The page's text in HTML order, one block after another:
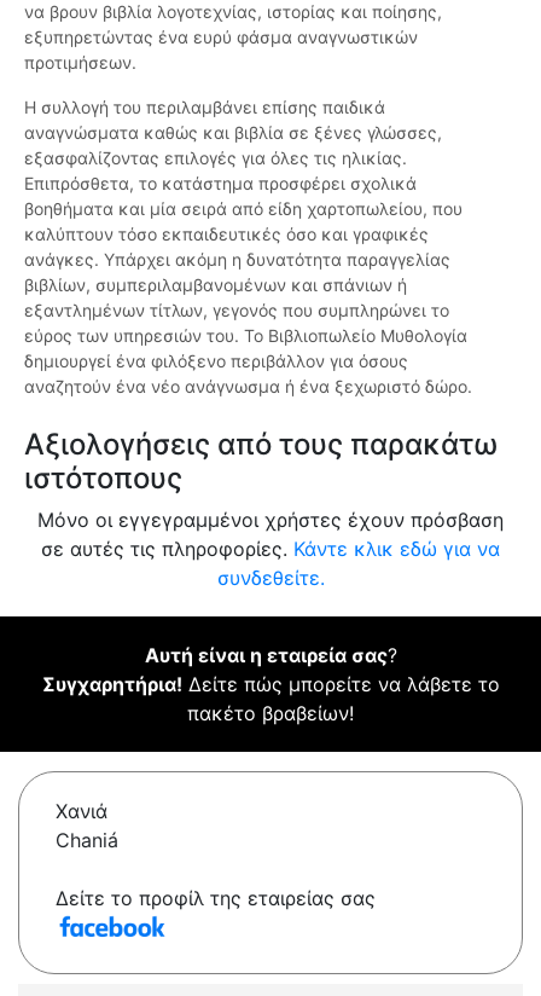
να βρουν βιβλία λογοτεχνίας, ιστορίας και ποίησης,
εξυπηρετώντας ένα ευρύ φάσμα αναγνωστικών
προτιμήσεων.
Η συλλογή του περιλαμβάνει επίσης παιδικά
αναγνώσματα καθώς και βιβλία σε ξένες γλώσσες,
εξασφαλίζοντας επιλογές για όλες τις ηλικίας.
Επιπρόσθετα, το κατάστημα προσφέρει σχολικά
βοηθήματα και μία σειρά από είδη χαρτοπωλείου, που
καλύπτουν τόσο εκπαιδευτικές όσο και γραφικές
ανάγκες. Υπάρχει ακόμη η δυνατότητα παραγγελίας
βιβλίων, συμπεριλαμβανομένων και σπάνιων ή
εξαντλημένων τίτλων, γεγονός που συμπληρώνει το
εύρος των υπηρεσιών του. Το Βιβλιοπωλείο Μυθολογία
δημιουργεί ένα φιλόξενο περιβάλλον για όσους
αναζητούν ένα νέο ανάγνωσμα ή ένα ξεχωριστό δώρο.
Αξιολογήσεις από τους παρακάτω
ιστότοπους
Μόνο οι εγγεγραμμένοι χρήστες έχουν πρόσβαση
σε αυτές τις πληροφορίες. Κάντε κλικ εδώ για να
συνδεθείτε.
Αυτή είναι η εταιρεία σας?
Συγχαρητήρια! Δείτε πώς μπορείτε να λάβετε το
πακέτο βραβείων!
Χανιά
Chaniá
Δείτε το προφίλ της εταιρείας σας